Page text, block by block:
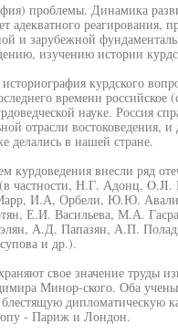
проблемы. Динамика
адекватного реагирования,
и зарубежной
изучению истории
курдского
времени российское
науке. Россия
отрасли востоковедения,
делались в нашей стране.
курдоведения внесли ряд
(в частности, Н.Г. Адонц,
И.А, Орбели, Ю.Ю.
Е.И. Васильева, М.А.
А.Д. Папазян, А.П.
и др.).
свое значение труды
Минор-ского. Оба
дипломатическую
- Париж и Лондон.